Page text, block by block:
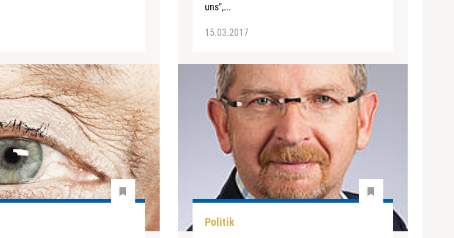
uns",...
15.03.2017
Politik